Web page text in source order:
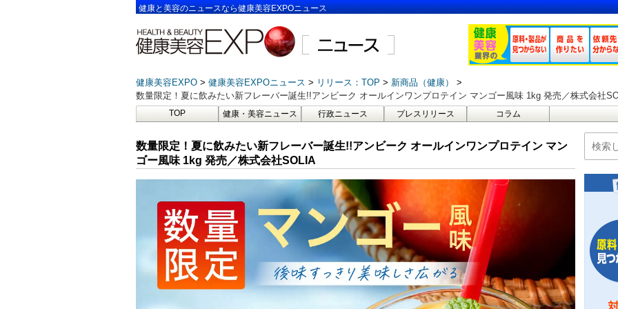
健康と美容のニュースなら健康美容EXPOニュース
健康美容EXPO 健康美容EXPOニュース リリース：TOP
新商品（健康）
数量限定！夏に飲みたい新フレーバー誕生!!アンビーク オールインワンプロテイン マンゴー風味 1kg 発売／株式会社
TOP 健康・美容ニュース 行政ニュース プレスリリース コラム
数量限定！夏に飲みたい新フレーバー誕生!!アンビーク オールインワンプロテイン マン
ゴー風味 1kg 発売／株式会社SOLIA